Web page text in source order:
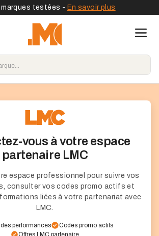
marques testées - En savoir plus
vous à votre espace
partenaire LMC
espace professionnel pour suivre vos
consulter vos codes promo actifs et
liées à votre partenariat avec
LMC.
performances
Codes promo actifs